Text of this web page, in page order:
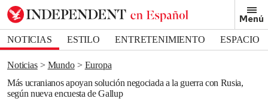
Menú
NOTICIAS ESTILO ENTRETENIMIENTO
ESPACIO
DEPORTES
Noticias Mundo
Europa
Más ucranianos apoyan solución negociada a la guerra con Rusia,
según nueva encuesta de Gallup
Bookmark popover
Removed from bookmarks
Close popover